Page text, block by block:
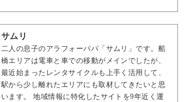
サムリ
二人の息子のアラフォーパパ「サムリ」です。船
橋エリアは電車と車での移動がメインでしたが、
最近始まったレンタサイクルも上手く活用して、
駅から少し離れたエリアにも取材してきたいと思
います。 地域情報に特化したサイトを9年近く運